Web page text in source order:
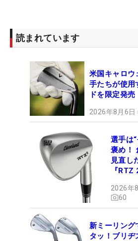
読まれています
米国キャロウ
手たちが使用
ドを限定発売
2026年8月6日
選手は
褒め！
見直し
『
2026年
60
新ミーリング
タッ！ブリ